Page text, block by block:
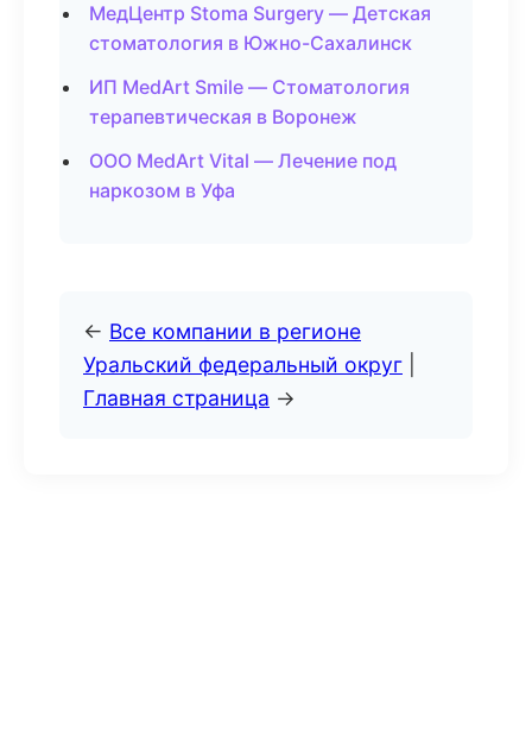
МедЦентр Stoma Surgery — Детская
стоматология в Южно-Сахалинск
ИП MedArt Smile — Стоматология
терапевтическая в Воронеж
ООО MedArt Vital — Лечение под
наркозом в Уфа
← Все компании в регионе
Уральский федеральный округ
Главная страница →